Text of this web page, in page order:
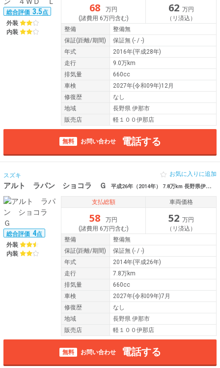
総合評価 3.5点
外装
内装
68
万円
(諸費用 6万円含む)
62 万円
（リ済込）
整備
整備無
保証(距離/期間) 保証無 (- / -)
年式
2016年(平成28年)
走行
9.0万km
排気量
660cc
車検
2027年(令和09年)12月
修復歴
なし
地域
長野県 伊那市
販売店
軽１００伊那店
無料 お問い合わせ 電話する
スズキ
アルト ラパン ショコラ Ｇ 平成26年（2014年） 7.8万km 長野県伊那市
お気に入りに追加
総合評価 4点
外装
内装
支払総額
58
万円
(諸費用 6万円含む)
車両価格
52 万円
（リ済込）
整備
整備無
保証(距離/期間) 保証無 (- / -)
年式
2014年(平成26年)
走行
7.8万km
排気量
660cc
車検
2027年(令和09年)7月
修復歴
なし
地域
長野県 伊那市
販売店
軽１００伊那店
無料 お問い合わせ 電話する